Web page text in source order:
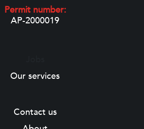
Permit number:
AP-2000019
Our services
Contact us